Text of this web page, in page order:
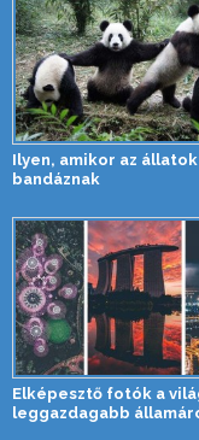
Ilyen, amikor az állatok
bandáznak
Elképesztő fotók a
leggazdagabb